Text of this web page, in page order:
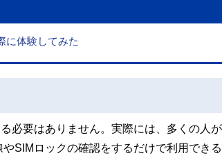
に体験してみた
必要はありません。実際には、多くの人
SIMロックの確認をするだけで利用でき